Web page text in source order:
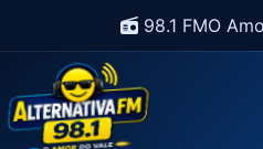
98.1 FMO